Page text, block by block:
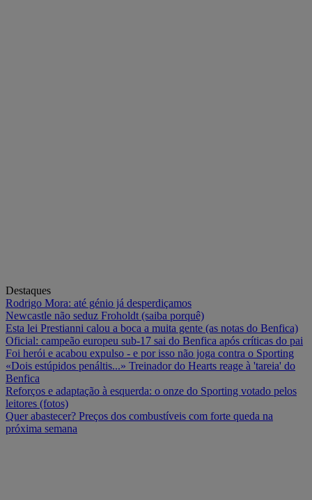
Destaques
Rodrigo Mora: até génio já desperdiçamos
Newcastle não seduz Froholdt (saiba porquê)
Esta lei Prestianni calou a boca a muita gente (as notas do Benfica)
Oficial: campeão europeu sub-17 sai do Benfica após críticas do pai
Foi herói e acabou expulso - e por isso não joga contra o Sporting
«Dois estúpidos penáltis...» Treinador do Hearts reage à 'tareia' do
Benfica
Reforços e adaptação à esquerda: o onze do Sporting votado pelos
leitores (fotos)
Quer abastecer? Preços dos combustíveis com forte queda na
próxima semana